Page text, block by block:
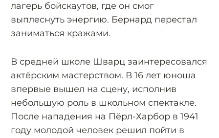
лагерь бойскаутов, где он смог
выплеснуть энергию. Бернард перестал
заниматься кражами.
В средней школе Шварц заинтересовался
актёрским мастерством. В 16 лет юноша
впервые вышел на сцену, исполнив
небольшую роль в школьном спектакле.
После нападения на Пёрл-Харбор в 1941
году молодой человек решил пойти в